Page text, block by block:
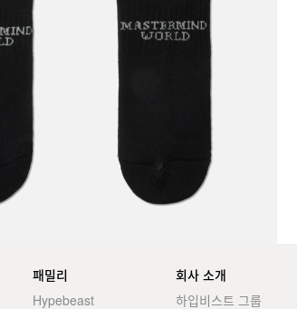
패밀리
Hypebeast
회사 소개
하입비스트 그룹